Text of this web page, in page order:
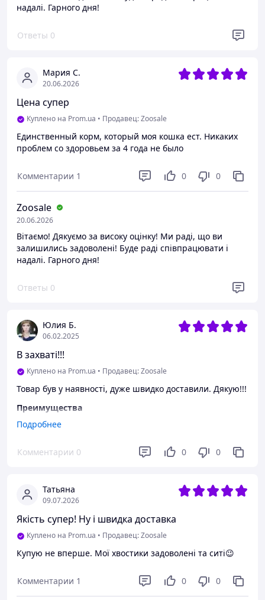
надалі. Гарного дня!
Ответы 0
Мария С.
20.06.2026
Цена супер
Куплено на Prom.ua • Продавец: Zoosale
Единственный корм, который моя кошка ест. Никаких
проблем со здоровьем за 4 года не было
Комментарии 1 0 0
Zoosale
20.06.2026
Вітаємо! Дякуємо за високу оцінку! Ми раді, що ви
залишились задоволені! Буде раді співпрацювати і
надалі. Гарного дня!
Ответы 0
Юлия Б.
06.02.2025
В захваті!!!
Куплено на Prom.ua • Продавец: Zoosale
Товар був у наявності, дуже швидко доставили. Дякую!!!
Преимущества
Ціна
Все сподобалось!!!
Подробнее
Комментарии 0 0 0
Татьяна
09.07.2026
Якість супер! Ну і швидка доставка
Куплено на Prom.ua • Продавец: Zoosale
Купую не вперше. Мої хвостики задоволені та ситі😉
Комментарии 1 0 0